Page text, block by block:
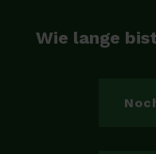
Wie lange